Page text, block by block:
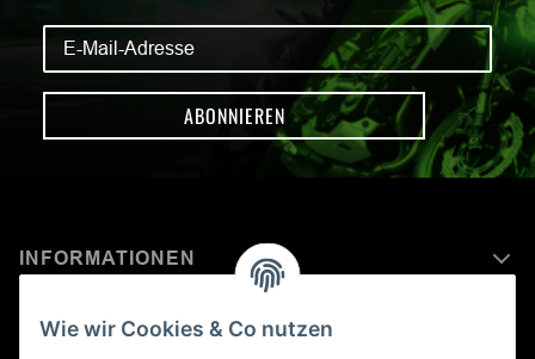
ABONNIEREN
INFORMATIONEN
MEHR ERFAHREN ÜBER
Wie wir Cookies & Co nutzen